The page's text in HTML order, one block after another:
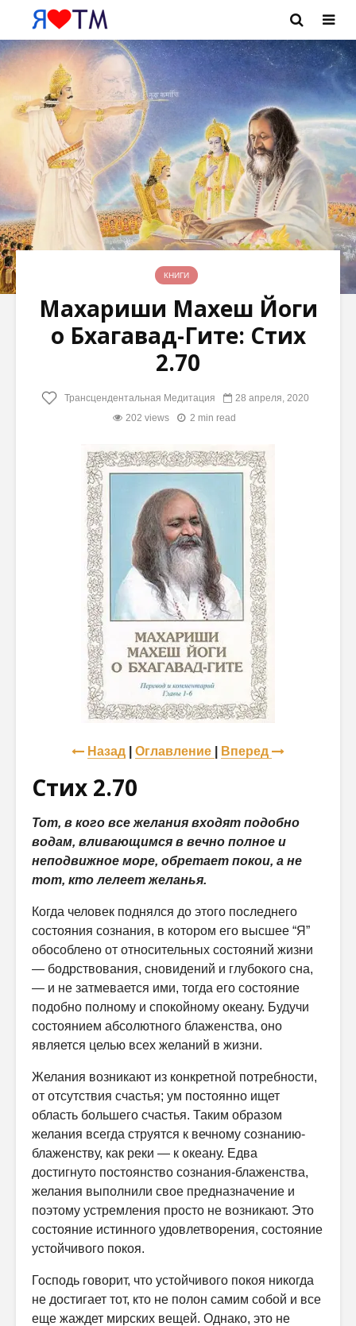
КНИГИ
Махариши Махеш Йоги
о Бхагавад-Гите: Стих
2.70
Трансцендентальная Медитация
28 апреля, 2020
202 views
2 min read
Назад Оглавление Вперед
Стих 2.70
Тот, в кого все желания входят подобно
водам, вливающимся в вечно полное и
неподвижное море, обретает покои, а не
тот, кто лелеет желанья.
Когда человек поднялся до этого последнего
состояния сознания, в котором его высшее “Я”
обособлено от относительных состояний жизни
— бодрствования, сновидений и глубокого сна,
— и не затмевается ими, тогда его состояние
подобно полному и спокойному океану. Будучи
со­стоянием абсолютного блаженства, оно
является целью всех желаний в жизни.
Желания возникают из конкретной потребности,
от отсутствия счастья; ум постоянно ищет
область большего счастья. Таким образом
желания всегда струятся к вечному сознанию-
блаженству, как реки — к океану. Едва
достигнуто постоянство сознания-блаженства,
желания выполнили свое предназначение и
поэтому устремления просто не возникают. Это
состояние истинного удовлетворения, состояние
устойчивого покоя.
Господь говорит, что устойчивого покоя никогда
не достигает тот, кто не полон самим собой и все
еще жаждет мирских вещей. Однако, это не